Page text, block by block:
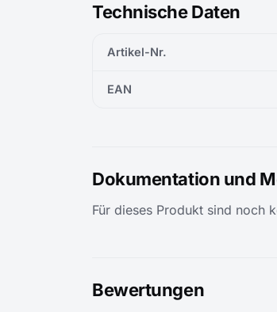
Technische Daten
Artikel-Nr.
EAN
Dokumentation und
Für dieses Produkt sind noch
Bewertungen